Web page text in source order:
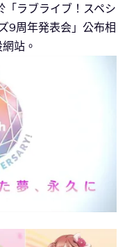
ラブライブ！スペシ
9周年発表会」公布相
站。